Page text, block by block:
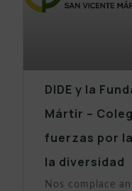
DIDE y la
Mártir –
fuerzas por
la diversidad
Nos complace